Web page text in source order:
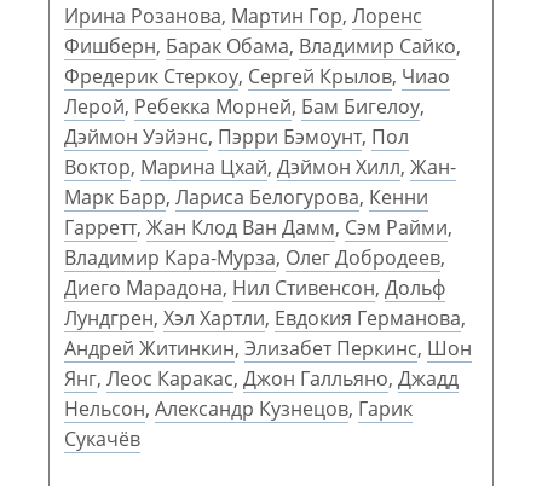
Ирина Розанова, Мартин Гор, Лоренс
Фишберн, Барак Обама, Владимир Сайко,
Фредерик Стеркоу, Сергей Крылов, Чиао
Лерой, Ребекка Морней, Бам Бигелоу,
Дэймон Уэйэнс, Пэрри Бэмоунт, Пол
Воктор, Марина Цхай, Дэймон Хилл, Жан-
Марк Барр, Лариса Белогурова, Кенни
Гарретт, Жан Клод Ван Дамм, Сэм Райми,
Владимир Кара-Мурза, Олег Добродеев,
Диего Марадона, Нил Стивенсон, Дольф
Лундгрен, Хэл Хартли, Евдокия Германова,
Андрей Житинкин, Элизабет Перкинс, Шон
Янг, Леос Каракас, Джон Галльяно, Джадд
Нельсон, Александр Кузнецов, Гарик
Сукачёв